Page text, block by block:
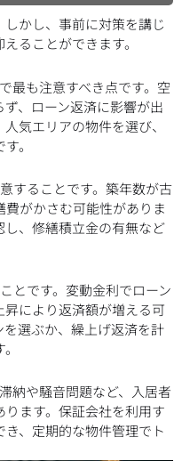
かし、事前に対策を講じ
ることができます。
最も注意すべき点です。空
、ローン返済に影響が出
気エリアの物件を選び、
。
することです。築年数が古
がかさむ可能性がありま
、修繕積立金の有無など
とです。変動金利でローン
により返済額が増える可
選ぶか、繰上げ返済を計
納や騒音問題など、入居者
ます。保証会社を利用す
、定期的な物件管理でト